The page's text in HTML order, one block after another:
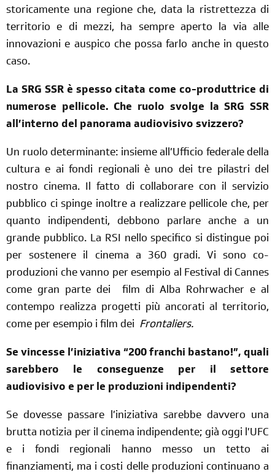
storicamente una regione che, data la ristrettezza di
territorio e di mezzi, ha sempre aperto la via alle
innovazioni e auspico che possa farlo anche in questo
caso.
La SRG SSR è spesso citata come co-produttrice di
numerose pellicole. Che ruolo svolge la SRG SSR
all’interno del panorama audiovisivo svizzero?
Un ruolo determinante: insieme all’Ufficio federale della
cultura e ai fondi regionali è uno dei tre pilastri del
nostro cinema. Il fatto di collaborare con il servizio
pubblico ci spinge inoltre a realizzare pellicole che, per
quanto indipendenti, debbono parlare anche a un
grande pubblico. La RSI nello specifico si distingue poi
per sostenere il cinema a 360 gradi. Vi sono co-
produzioni che vanno per esempio al Festival di Cannes
come gran partedei film di Alba Rohrwacher e al
contempo realizza progetti più ancorati al territorio,
come per esempio i film dei Frontaliers.
Se vincesse l’iniziativa “200 franchi bastano!”, quali
sarebbero le conseguenze per il settore
audiovisivo e per le produzioni indipendenti?
Se dovesse passare l’iniziativa sarebbe davvero una
brutta notizia per il cinema indipendente; già oggi l’UFC
e i fondi regionali hanno messo un tetto ai
finanziamenti, ma i costi delle produzioni continuano a